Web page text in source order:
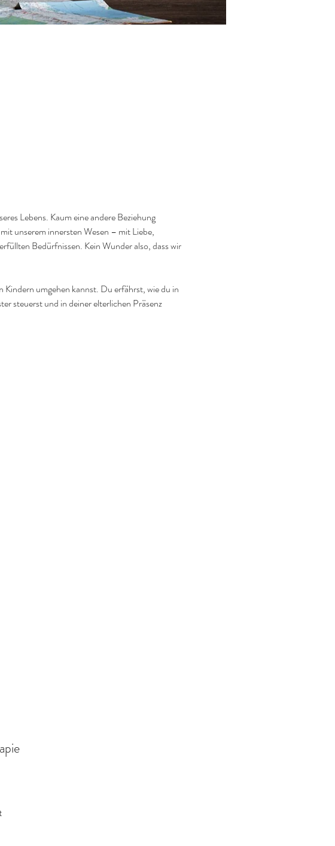
Lebens. Kaum eine andere Beziehung
unserem innersten Wesen – mit Liebe,
Bedürfnissen. Kein Wunder also, dass wir
Kindern umgehen kannst. Du erfährst, wie du in
steuerst und in deiner elterlichen Präsenz